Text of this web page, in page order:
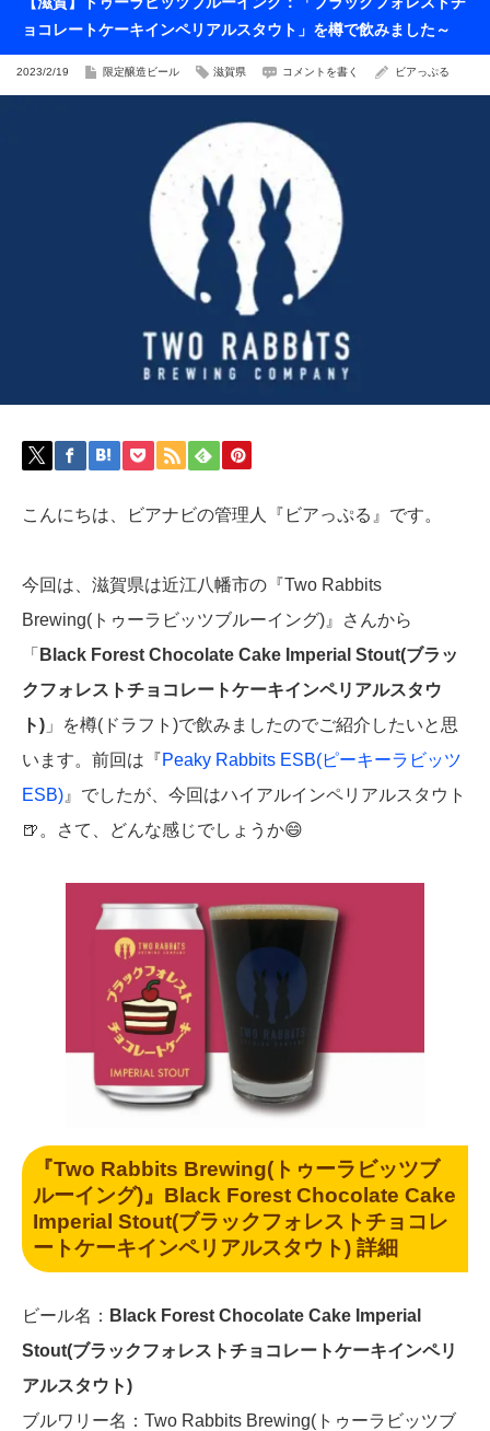
ョコレートケーキインペリアルスタウト」を樽で飲みました～
2023/2/19 限定醸造ビール 滋賀県 コメントを書く ビアっぷる
こんにちは、ビアナビの管理人『ビアっぷる』です。
今回は、滋賀県は近江八幡市の『Two Rabbits
Brewing(トゥーラビッツブルーイング)』さんから
「 Black Forest Chocolate Cake Imperial Stout(ブラッ
クフォレストチョコレートケーキインペリアルスタウ
ト) 」を樽(ドラフト)で飲みましたのでご紹介したいと思
います。前回は『Peaky Rabbits ESB(ピーキーラビッツ
ESB) 』でしたが、今回はハイアルインペリアルスタウト
🍺。さて、どんな感じでしょうか😄
『Two Rabbits Brewing(トゥーラビッツブ
ルーイング)』Black Forest Chocolate Cake
Imperial Stout(ブラックフォレストチョコレ
ートケーキインペリアルスタウト) 詳細
ビール名： Black Forest Chocolate Cake Imperial
Stout(ブラックフォレストチョコレートケーキインペリ
アルスタウト)
ブルワリー名：Two Rabbits Brewing(トゥーラビッツブ